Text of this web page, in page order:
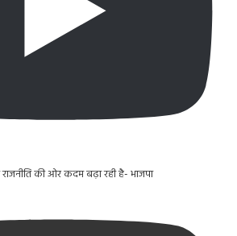
राजनीति की ओर कदम बढ़ा रही है- भाजपा